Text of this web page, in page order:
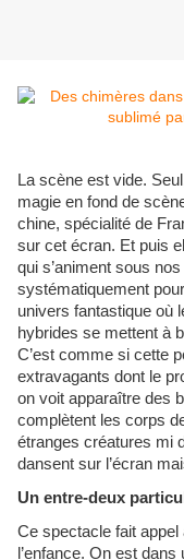
La scène est vide.
magie en fond de
chine, spécialité de
sur cet écran. Et puis
qui s’animent sous
systématiquement
univers fantastique où
hybrides se mettent à
C’est comme si cette
extravagants dont le
on voit apparaître des
complètent les corps
étranges créatures mi
dansent sur l’écran
Un entre-deux
Ce spectacle fait
l’enfance. On est